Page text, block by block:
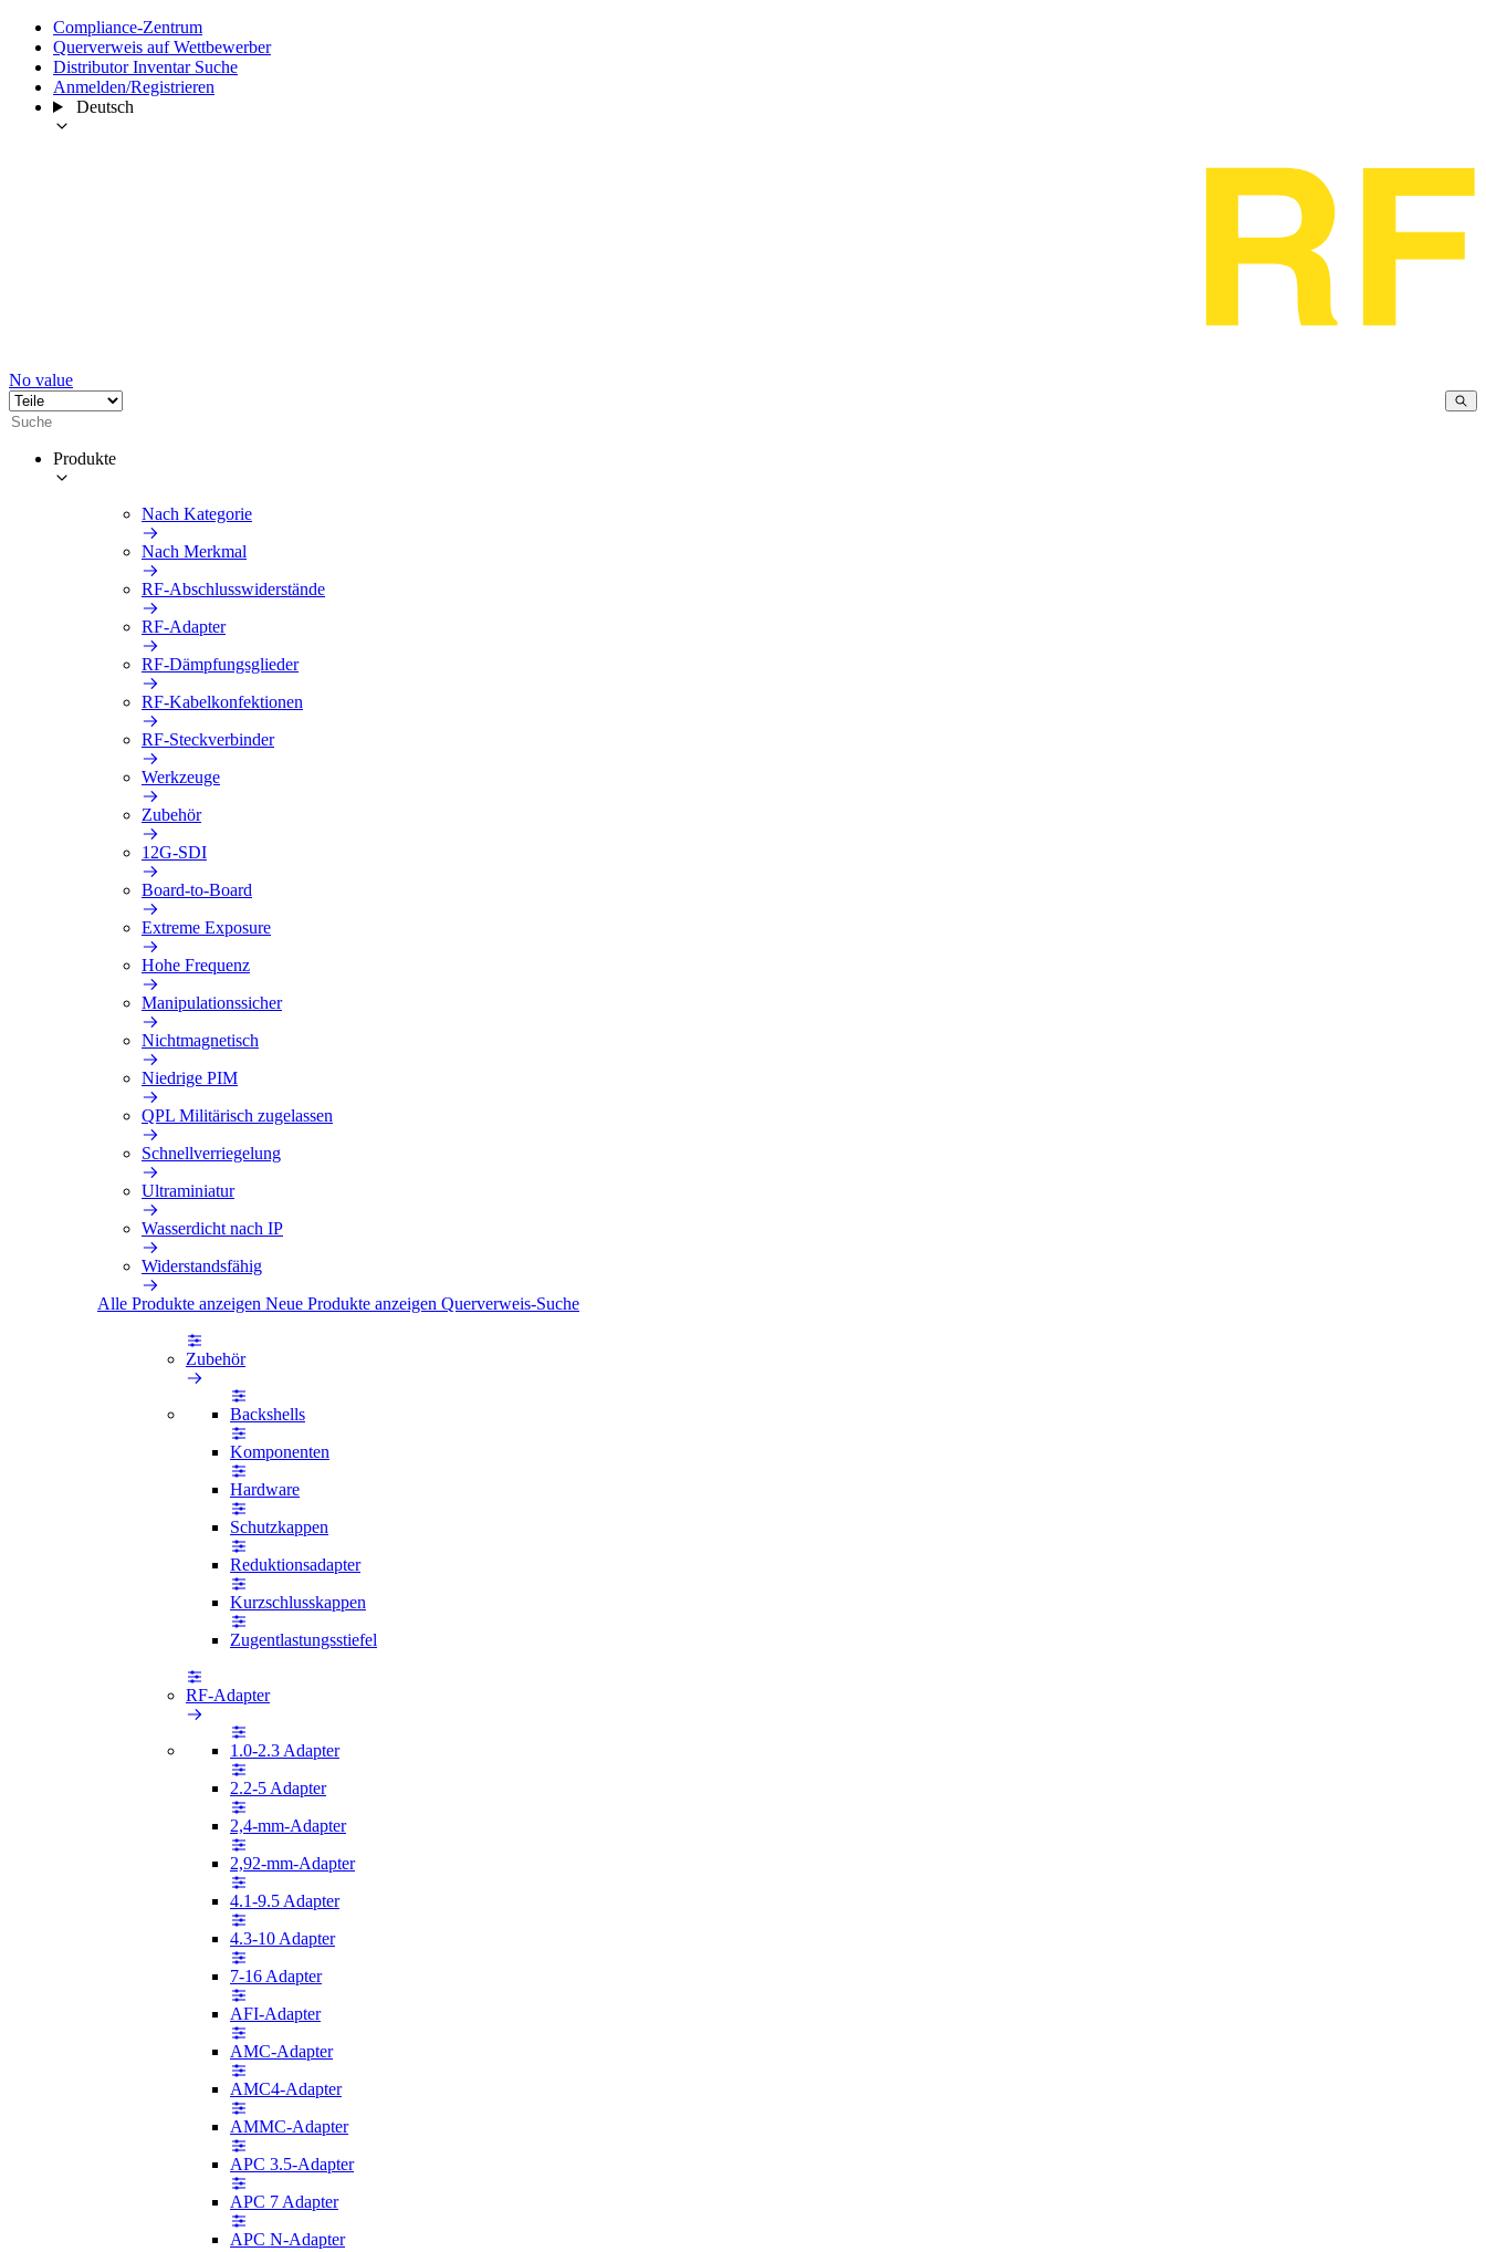
Compliance-Zentrum
Querverweis auf Wettbewerber
Distributor Inventar Suche
Anmelden/Registrieren
Deutsch
No value
Produkte
Nach Kategorie
Nach Merkmal
RF-Abschlusswiderstände
RF-Adapter
RF-Dämpfungsglieder
RF-Kabelkonfektionen
RF-Steckverbinder
Werkzeuge
Zubehör
12G-SDI
Board-to-Board
Extreme Exposure
Hohe Frequenz
Manipulationssicher
Nichtmagnetisch
Niedrige PIM
QPL Militärisch zugelassen
Schnellverriegelung
Ultraminiatur
Wasserdicht nach IP
Widerstandsfähig
Alle Produkte anzeigen Neue Produkte anzeigen Querverweis-Suche
Zubehör
Backshells
Komponenten
Hardware
Schutzkappen
Reduktionsadapter
Kurzschlusskappen
Zugentlastungsstiefel
RF-Adapter
1.0-2.3 Adapter
2.2-5 Adapter
2,4-mm-Adapter
2,92-mm-Adapter
4.1-9.5 Adapter
4.3-10 Adapter
7-16 Adapter
AFI-Adapter
AMC-Adapter
AMC4-Adapter
AMMC-Adapter
APC 3.5-Adapter
APC 7 Adapter
APC N-Adapter